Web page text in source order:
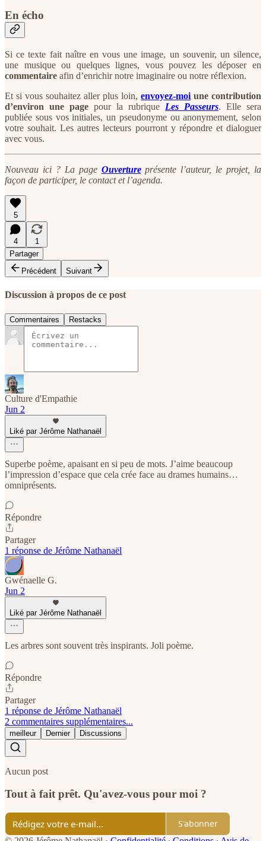
En écho
Si ce texte fait naître en vous une image, un souvenir, un silence,
une musique ou quelques lignes, vous pouvez les déposer en
commentaire afin d’enrichir notre imaginaire ou notre réflexion.
Et si vous souhaitez aller plus loin, envoyez-moi une contribution
d’environ une page pour la rubrique Les Passeurs. Elle sera
publiée sous vos initiales, un pseudonyme ou anonymement, selon
votre souhait. Les autres lecteurs pourront y répondre et dialoguer
avec vous.
Nouveau ici ? La page Ouvertureprésente l’auteur, le projet, la
façon de participer, le contact et l’agenda.
5
4
1
Partager
Précédent
Suivant
Discussion à propos de ce post
Commentaires Restacks
Culture d'Empathie
Jun 2
Liké par Jérôme Nathanaël
Superbe poème, apaisant en si peu de mots. J’aime beaucoup
l’impression d’espace que cela crée face au drames humains…
omniprésents.
Répondre
Partager
1 réponse de Jérôme Nathanaël
Gwénaelle G.
Jun 2
Liké par Jérôme Nathanaël
Les arbres sont souvent très inspirants. Joli poème.
Répondre
Partager
1 réponse de Jérôme Nathanaël
2 commentaires supplémentaires...
meilleur Dernier Discussions
Aucun post
Tout à fait prêt. Qu'avez-vous pour moi ?
S'abonner